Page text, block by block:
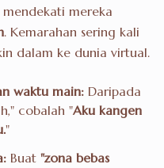
mereka
. Kemarahan sering kali
dalam ke dunia virtual.
waktu main: Daripada
cobalah "Aku kangen
"
Buat "zona bebas